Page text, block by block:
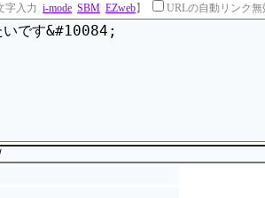
字入力 i-mode SBM EZweb】 URLの自動リンク無